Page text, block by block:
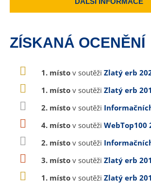
ZÍSKANÁ OCENĚNÍ
1. místo v soutěži Zlatý erb
1. místo v soutěži Zlatý erb
2. místo v soutěži
4. místo v soutěži WebTop100
2. místo v soutěži
3. místo v soutěži Zlatý erb
1. místo v soutěži Zlatý erb